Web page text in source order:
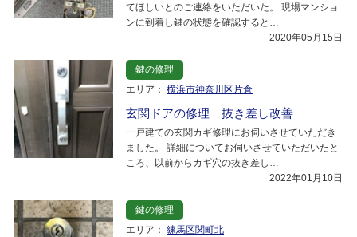
てほしいとのご連絡をいただいた。 現場マンショ
ンに到着し鍵の状態を確認すると…
2020年05月15日
鍵の修理
エリア： 横浜市神奈川区片倉
玄関ドアの修理 抜き差し改善
一戸建ての玄関カギ修理にお伺いさせていただき
ました。 詳細についてお伺いさせていただいたと
ころ、以前からカギ穴の抜き差し…
2022年01月10日
鍵の修理
エリア： 練馬区関町北